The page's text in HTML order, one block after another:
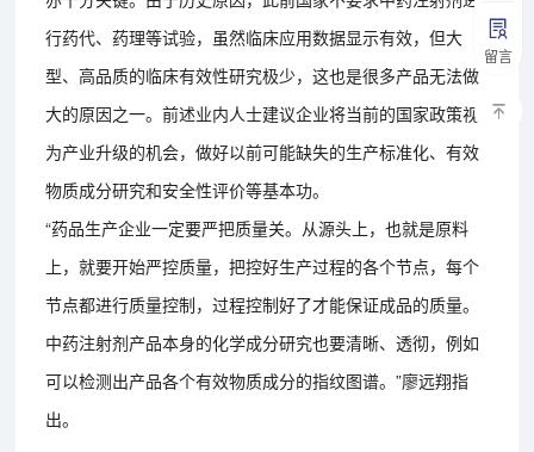
留言
行药代、药理等试验，虽然临床应用数据显示有效，但大
型、高品质的临床有效性研究极少，这也是很多产品无法做
大的原因之一。前述业内人士建议企业将当前的国家政策视
为产业升级的机会，做好以前可能缺失的生产标准化、有效
物质成分研究和安全性评价等基本功。
“药品生产企业一定要严把质量关。从源头上，也就是原料
上，就要开始严控质量，把控好生产过程的各个节点，每个
节点都进行质量控制，过程控制好了才能保证成品的质量。
中药注射剂产品本身的化学成分研究也要清晰、透彻，例如
可以检测出产品各个有效物质成分的指纹图谱。”廖远翔指
出。